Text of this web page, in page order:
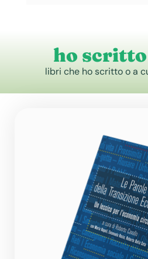
ho
libri che ho scritto o a